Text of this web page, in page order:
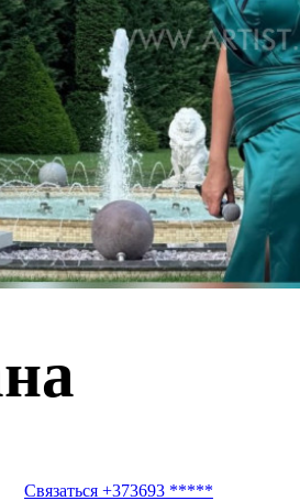
Связаться +373693 *****